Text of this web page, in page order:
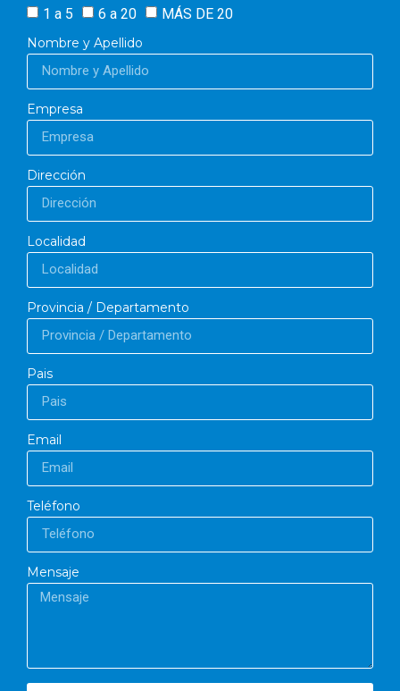
1 a 5 6 a 20 MÁS DE 20
Nombre y Apellido
Empresa
Dirección
Localidad
Provincia / Departamento
Pais
Email
Teléfono
Mensaje